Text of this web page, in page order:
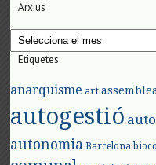
Arxius
Arxius
Etiquetes
anarquisme art
autogestió
autonomia Barcelona